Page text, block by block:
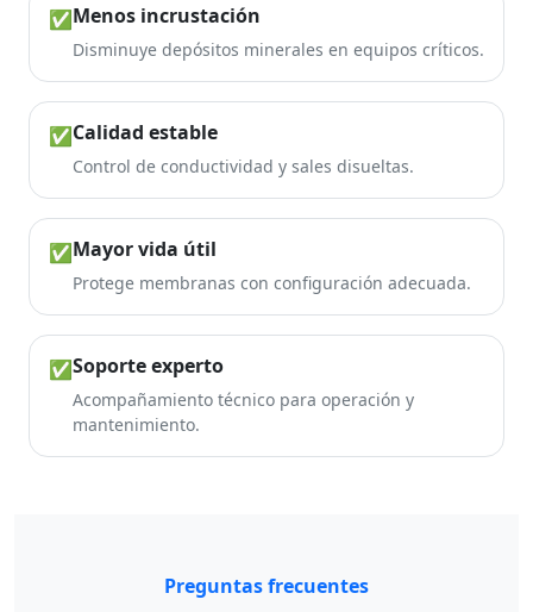
✅Menos incrustación
Disminuye depósitos minerales en equipos críticos.
✅Calidad estable
Control de conductividad y sales disueltas.
✅Mayor vida útil
Protege membranas con configuración adecuada.
✅Soporte experto
Acompañamiento técnico para operación y
mantenimiento.
Preguntas frecuentes